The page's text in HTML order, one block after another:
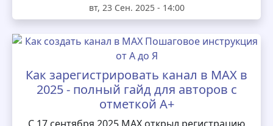
вт, 23 Сен. 2025 - 14:00
Как зарегистрировать канал в MAX в
2025 - полный гайд для авторов с
отметкой А+